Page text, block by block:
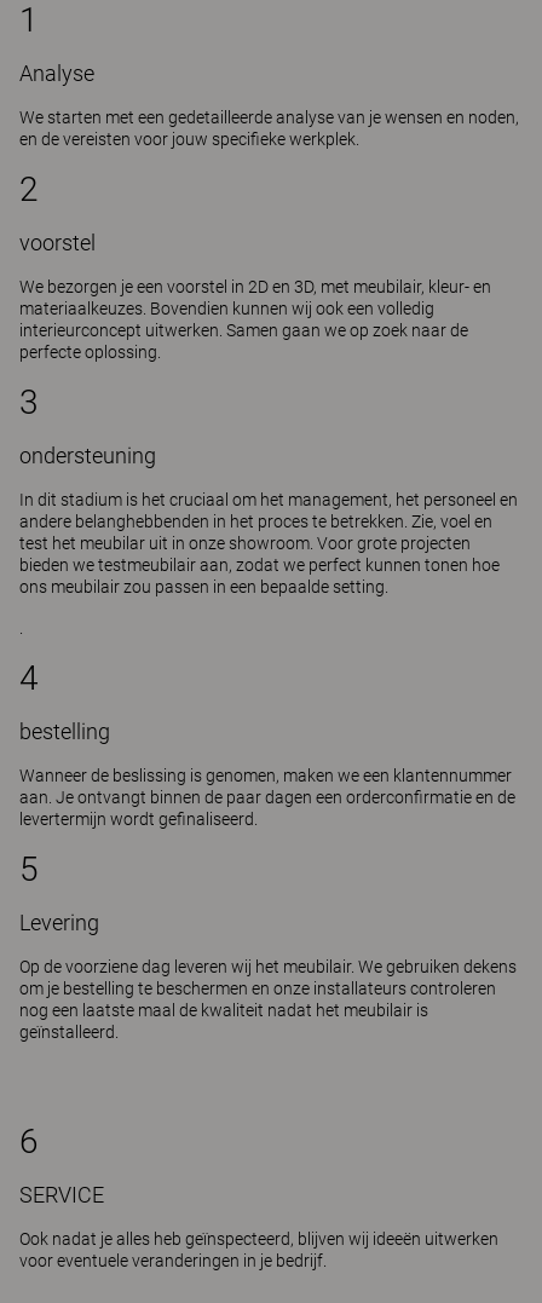
1
Analyse
We starten met een gedetailleerde analyse van je wensen en noden,
en de vereisten voor jouw specifieke werkplek.
2
voorstel
We bezorgen je een voorstel in 2D en 3D, met meubilair, kleur- en
materiaalkeuzes. Bovendien kunnen wij ook een volledig
interieurconcept uitwerken. Samen gaan we op zoek naar de
perfecte oplossing.
3
ondersteuning
In dit stadium is het cruciaal om het management, het personeel en
andere belanghebbenden in het proces te betrekken. Zie, voel en
test het meubilar uit in onze showroom. Voor grote projecten
bieden we testmeubilair aan, zodat we perfect kunnen tonen hoe
ons meubilair zou passen in een bepaalde setting.
4
bestelling
Wanneer de beslissing is genomen, maken we een klantennummer
aan. Je ontvangt binnen de paar dagen een orderconfirmatie en de
levertermijn wordt gefinaliseerd.
5
Levering
Op de voorziene dag leveren wij het meubilair. We gebruiken dekens
om je bestelling te beschermen en onze installateurs controleren
nog een laatste maal de kwaliteit nadat het meubilair is
geïnstalleerd.
6
SERVICE
Ook nadat je alles heb geïnspecteerd, blijven wij ideeën uitwerken
voor eventuele veranderingen in je bedrijf.